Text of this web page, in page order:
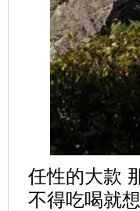
任性的大款
不得吃喝就